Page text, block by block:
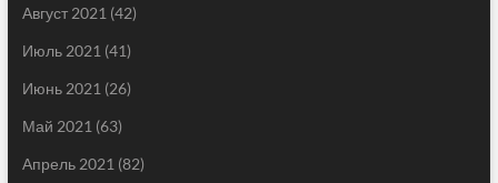
Август 2021 (42)
Июль 2021 (41)
Июнь 2021 (26)
Май 2021 (63)
Апрель 2021 (82)